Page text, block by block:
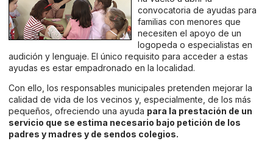
convocatoria de ayudas para
familias con menores que
necesiten el apoyo de un
logopeda o especialistas en
audición y lenguaje. El único requisito para acceder a estas
ayudas es estar empadronado en la localidad.
Con ello, los responsables municipales pretenden mejorar la
calidad de vida de los vecinos y, especialmente, de los más
pequeños, ofreciendo una ayuda para la prestación de un
servicio que se estima necesario bajo petición de los
padres y madres y de sendos colegios.